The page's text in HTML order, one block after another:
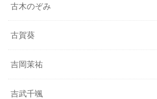
古木のぞみ
古賀葵
吉岡茉祐
吉武千颯